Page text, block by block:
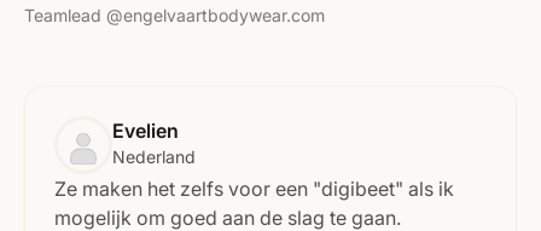
Teamlead @engelvaartbodywear.com
Evelien
Nederland
Ze maken het zelfs voor een "digibeet" als ik
mogelijk om goed aan de slag te gaan.